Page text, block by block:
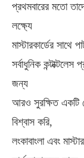
প্রথমবারের মতো
লক্ষ্যে
মাস্টারকার্ডের সাথে
সর্বাধুনিক
জন্য
আরও সুরক্ষিত একটি
বিশ্বাস করি,
লংকাবাংলা এবং